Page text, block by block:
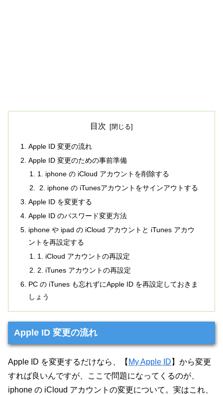
目次
Apple ID 変更の流れ
Apple ID 変更のための事前準備
1. iphone の iCloud アカウントを削除する
2. iphone の iTunesアカウントをサインアウトする
Apple ID を変更する
Apple ID のパスワード変更方法
iphone や ipad の iCloud アカウントと iTunes アカウ
ントを再設定する
1. iCloud アカウントの再設定
2. iTunes アカウントの再設定
PC の iTunes も忘れずにApple ID を再設定しておきま
しょう
Apple ID 変更の流れ
Apple ID を変更するだけなら、【 My Apple ID 】から変更
すれば良いんですが、ここで問題になってくるのが、
iphone の iCloud アカウントの変更について。実はこれ、